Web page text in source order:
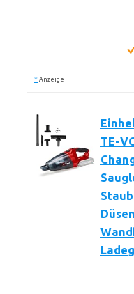
* Anzeige
TE-